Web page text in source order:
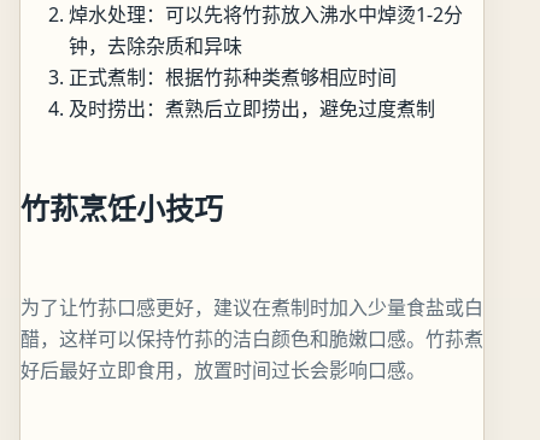
焯水处理：可以先将竹荪放入沸水中焯烫1-2分
钟，去除杂质和异味
正式煮制：根据竹荪种类煮够相应时间
及时捞出：煮熟后立即捞出，避免过度煮制
竹荪烹饪小技巧
为了让竹荪口感更好，建议在煮制时加入少量食盐或白
醋，这样可以保持竹荪的洁白颜色和脆嫩口感。竹荪煮
好后最好立即食用，放置时间过长会影响口感。